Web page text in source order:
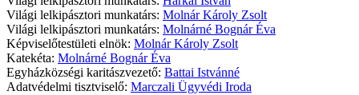
Világi lelkipásztori munkatárs: Molnár Károly Zsolt
Világi lelkipásztori munkatárs: Molnárné Bognár Éva
Képviselőtestületi elnök: Molnár Károly Zsolt
Katekéta: Molnárné Bognár Éva
Egyházközségi karitászvezető: Battai Istvánné
Adatvédelmi tisztviselő: Marczali Ügyvédi Iroda